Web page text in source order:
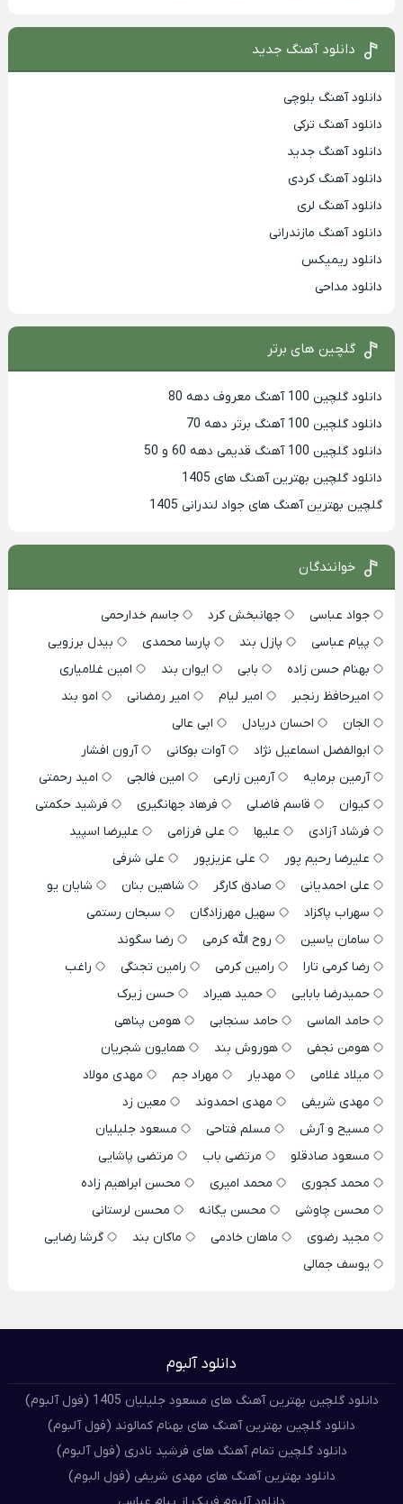
دانلود آهنگ جدید
دانلود آهنگ بلوچی
دانلود آهنگ ترکی
دانلود آهنگ جدید
دانلود آهنگ کردی
دانلود آهنگ لری
دانلود آهنگ مازندرانی
دانلود ریمیکس
دانلود مداحی
گلچین های برتر
دانلود گلچین 100 آهنگ معروف دهه 80
دانلود گلچین 100 آهنگ برتر دهه 70
دانلود گلچین 100 آهنگ قدیمی دهه 60 و 50
دانلود گلچین بهترین آهنگ های 1405
گلچین بهترین آهنگ های جواد لندرانی 1405
خوانندگان
جواد عباسی جهانبخش کرد
جاسم خدارحمی
پیام عباسی
پازل بند پارسا محمدی
بیدل برزویی
بهنام حسن زاده
بابی ایوان بند
امین غلامیاری
امیرحافظ رنجبر
امیر لیام امیر رمضانی
امو بند
الجان
احسان دریادل
ابی عالی
ابوالفضل اسماعیل نژاد
آوات بوکانی
آرون افشار
آرمین برمایه
آرمین زارعی امین فالجی
امید رحمتی
کیوان
قاسم فاضلی فرهاد جهانگیری
فرشید حکمتی
فرشاد آزادی
علیها علی فرزامی
علیرضا اسپید
علیرضا رحیم پور
علی عزیزپور
علی شرفی
علی احمدیانی
صادق کارگر شاهین بنان
شایان یو
سهراب پاکزاد
سهیل مهرزادگان
سبحان رستمی
سامان یاسین
روح الله کرمی
رضا سگوند
رضا کرمی تارا
رامین کرمی رامین تجنگی
راغب
حمیدرضا بابایی
حمید هیراد
حسن زیرک
حامد الماسی
حامد سنجابی
هومن پناهی
هومن نجفی
هوروش بند
همایون شجریان
میلاد غلامی
مهدیار مهراد جم
مهدی مولاد
مهدی شریفی
مهدی احمدوند
معین زد
مسیح و آرش
مسلم فتاحی
مسعود جلیلیان
مسعود صادقلو
مرتضی باب
مرتضی پاشایی
محمد کجوری
محمد امیری
محسن ابراهیم زاده
محسن چاوشی
محسن یگانه
محسن لرستانی
مجید رضوی
ماهان خادمی ماکان بند
گرشا رضایی
یوسف جمالی
دانلود آلبوم
دانلود گلچین بهترین آهنگ های مسعود جلیلیان 1405 (فول آلبوم)
دانلود گلچین بهترین آهنگ های بهنام کمالوند (فول آلبوم)
دانلود گلچین تمام آهنگ های فرشید نادری (فول آلبوم)
دانلود بهترین آهنگ های مهدی شریفی (فول البوم)